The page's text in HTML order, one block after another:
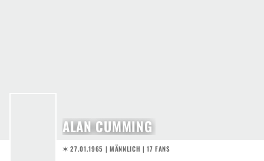
ALAN CUMMING
✶ 27.01.1965 | MÄNNLICH | 17 FANS